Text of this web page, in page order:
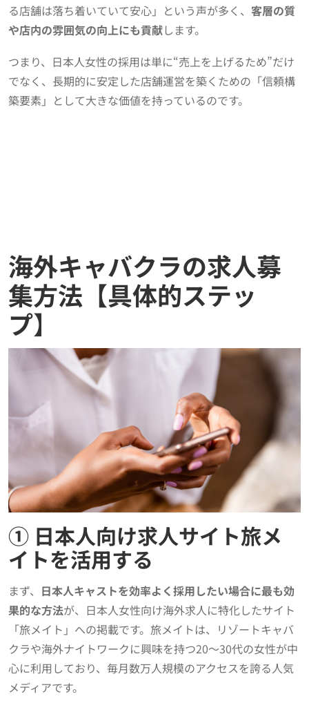
る店舗は落ち着いていて安心」という声が多く、 客層の質
や店内の雰囲気の向上にも貢献します。
つまり、日本人女性の採用は単に“売上を上げるため”だけ
でなく、長期的に安定した店舗運営を築くための「信頼構
築要素」として大きな価値を持っているのです。
海外キャバクラの求人募
集方法【具体的ステッ
プ】
① 日本人向け求人サイト旅メ
イトを活用する
まず、 日本人キャストを効率よく採用したい場合に最も効
果的な方法が、日本人女性向け海外求人に特化したサイト
「旅メイト」への掲載です。旅メイトは、リゾートキャバ
クラや海外ナイトワークに興味を持つ20〜30代の女性が中
心に利用しており、毎月数万人規模のアクセスを誇る人気
メディアです。